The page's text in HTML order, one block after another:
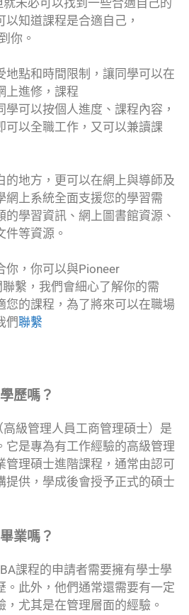
知道課程是合適自己，
你。
地點和時間限制，讓同學可以在
上進修，課程
可以按個人進度、課程內容，
可以全職工作，又可以兼讀課
的地方，更可以在網上與導師及
網上系統全面支援您的學習需
學習資訊、網上圖書館資源、
等資源。
你，你可以與Pioneer
繫，我們會細心了解你的需
您的課程，為了將來可以在職場
們聯繫
歷嗎？
高級管理人員工商管理碩士）是
它是專為有工作經驗的高級管理
管理碩士進階課程，通常由認可
提供，學成後會授予正式的碩士
業嗎？
課程的申請者需要擁有學士學
。此外，他們通常還需要有一定
，尤其是在管理層面的經驗。